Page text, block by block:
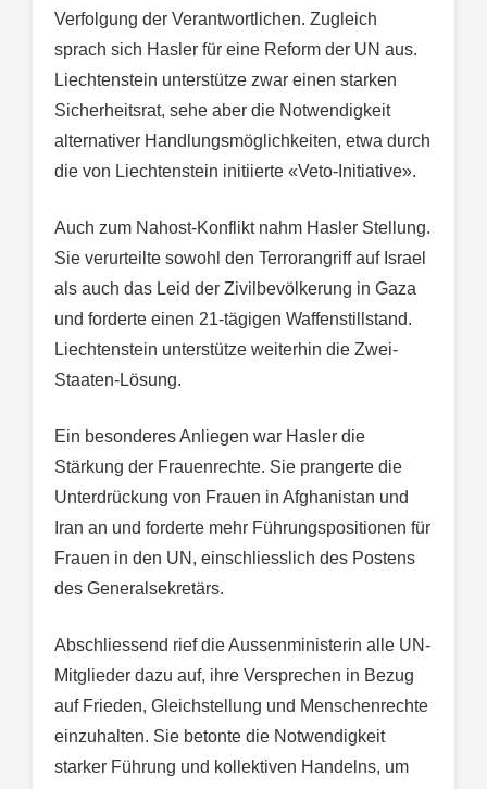
Verfolgung der Verantwortlichen. Zugleich
sprach sich Hasler für eine Reform der UN aus.
Liechtenstein unterstütze zwar einen starken
Sicherheitsrat, sehe aber die Notwendigkeit
alternativer Handlungsmöglichkeiten, etwa durch
die von Liechtenstein initiierte «Veto-Initiative».
Auch zum Nahost-Konflikt nahm Hasler Stellung.
Sie verurteilte sowohl den Terrorangriff auf Israel
als auch das Leid der Zivilbevölkerung in Gaza
und forderte einen 21-tägigen Waffenstillstand.
Liechtenstein unterstütze weiterhin die Zwei-
Staaten-Lösung.
Ein besonderes Anliegen war Hasler die
Stärkung der Frauenrechte. Sie prangerte die
Unterdrückung von Frauen in Afghanistan und
Iran an und forderte mehr Führungspositionen für
Frauen in den UN, einschliesslich des Postens
des Generalsekretärs.
Abschliessend rief die Aussenministerin alle UN-
Mitglieder dazu auf, ihre Versprechen in Bezug
auf Frieden, Gleichstellung und Menschenrechte
einzuhalten. Sie betonte die Notwendigkeit
starker Führung und kollektiven Handelns, um